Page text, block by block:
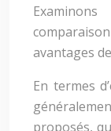
avantages
En termes
proposés,